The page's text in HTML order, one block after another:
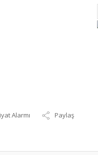
Alarmı Paylaş